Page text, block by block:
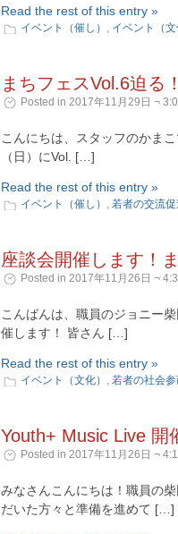
Read the rest of this entry »
イベント（催し） , イベント（文
まちフェスVol.6迫る！
Posted in 2017年11月29日 ¬
こんにちは、スタッフのかま
（日）にVol. […]
Read the rest of this entry »
イベント（催し） , 若者の交流促
座談会開催します！
Posted in 2017年11月26日 ¬
こんばんは、職員のジョニー
催します！ 皆さん […]
Read the rest of this entry »
イベント（文化） , 若者の社会
Youth+ Music Live 開
Posted in 2017年11月26日 ¬
みなさんこんにちは！職員の
だいた方々と準備を進めて […]